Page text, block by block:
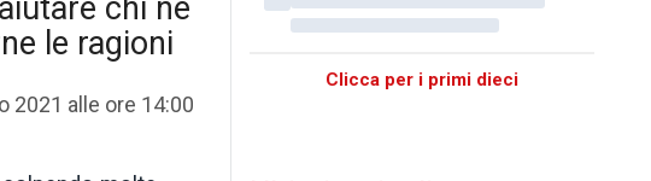
chi ne
le ragioni
2021 alle ore 14:00
Clicca per i primi dieci